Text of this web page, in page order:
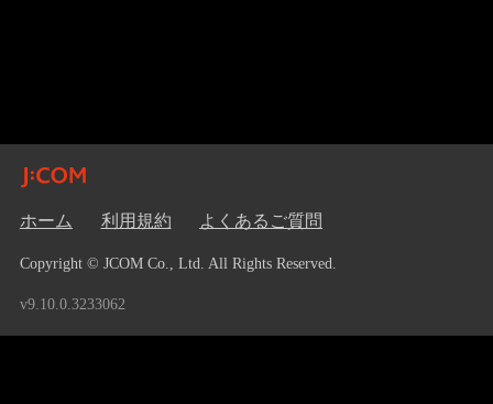
ホーム 利用規約 よくあるご質問
Copyright © JCOM Co., Ltd. All Rights Reserved.
v9.10.0.3233062